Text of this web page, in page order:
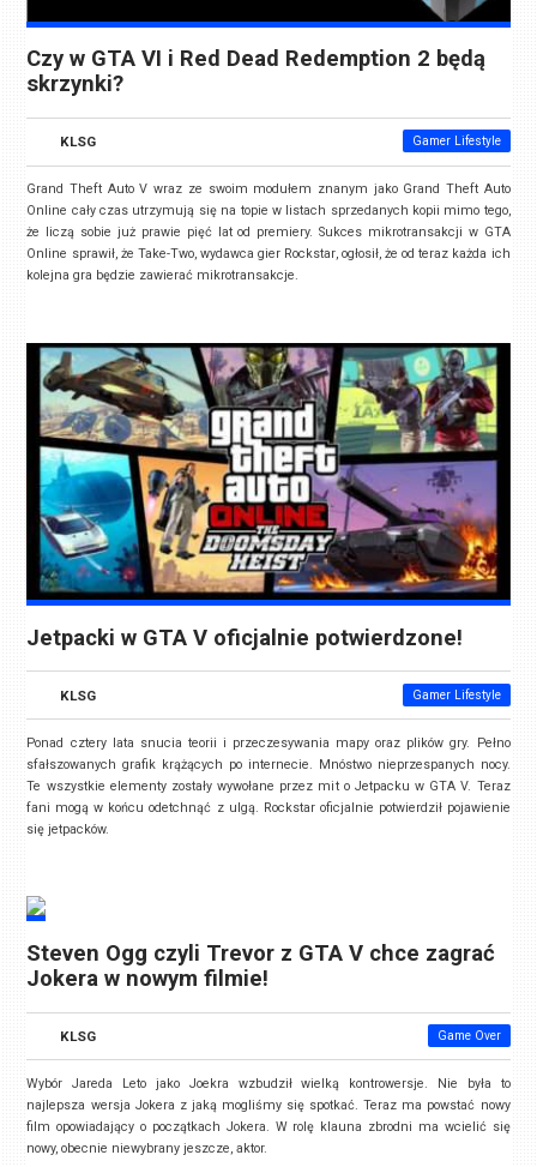
Czy w GTA VI i Red Dead Redemption 2 będą
skrzynki?
KLSG Gamer Lifestyle
Grand Theft Auto V wraz ze swoim modułem znanym jako Grand Theft Auto
Online cały czas utrzymują się na topie w listach sprzedanych kopii mimo tego,
że liczą sobie już prawie pięć lat od premiery. Sukces mikrotransakcji w GTA
Online sprawił, że Take-Two, wydawca gier Rockstar, ogłosił, że od teraz każda ich
kolejna gra będzie zawierać mikrotransakcje.
Jetpacki w GTA V oficjalnie potwierdzone!
KLSG Gamer Lifestyle
Ponad cztery lata snucia teorii i przeczesywania mapy oraz plików gry. Pełno
sfałszowanych grafik krążących po internecie. Mnóstwo nieprzespanych nocy.
Te wszystkie elementy zostały wywołane przez mit o Jetpacku w GTA V. Teraz
fani mogą w końcu odetchnąć z ulgą. Rockstar oficjalnie potwierdził pojawienie
się jetpacków.
Steven Ogg czyli Trevor z GTA V chce zagrać
Jokera w nowym filmie!
KLSG Game Over
Wybór Jareda Leto jako Joekra wzbudził wielką kontrowersje. Nie była to
najlepsza wersja Jokera z jaką mogliśmy się spotkać. Teraz ma powstać nowy
film opowiadający o początkach Jokera. W rolę klauna zbrodni ma wcielić się
nowy, obecnie niewybrany jeszcze, aktor.